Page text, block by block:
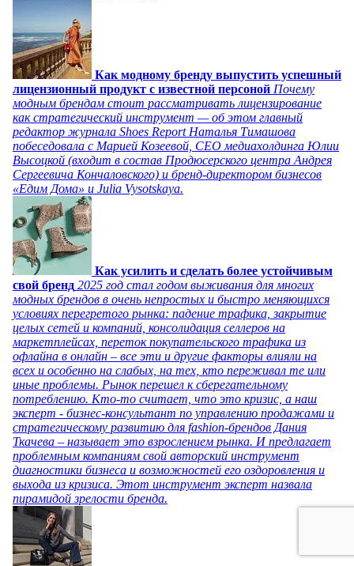
Как модному бренду выпустить успешный
лицензионный продукт с известной персоной Почему
модным брендам стоит рассматривать лицензирование
как стратегический инструмент — об этом главный
редактор журнала Shoes Report Наталья Тимашова
побеседовала с Марией Козеевой, СЕО медиахолдинга Юлии
Высоцкой (входит в состав Продюсерского центра Андрея
Сергеевича Кончаловского) и бренд-директором бизнесов
«Едим Дома» и Julia Vysotskaya.
Как усилить и сделать более устойчивым
свой бренд 2025 год стал годом выживания для многих
модных брендов в очень непростых и быстро меняющихся
условиях перегретого рынка: падение трафика, закрытие
целых сетей и компаний, консолидация селлеров на
маркетплейсах, переток покупательского трафика из
офлайна в онлайн – все эти и другие факторы влияли на
всех и особенно на слабых, на тех, кто переживал те или
иные проблемы. Рынок перешел к сберегательному
потреблению. Кто-то считает, что это кризис, а наш
эксперт - бизнес-консультант по управлению продажами и
стратегическому развитию для fashion-брендов Дания
Ткачева – называет это взрослением рынка. И предлагает
проблемным компаниям свой авторский инструмент
диагностики бизнеса и возможностей его оздоровления и
выхода из кризиса. Этот инструмент эксперт назвала
пирамидой зрелости бренда.